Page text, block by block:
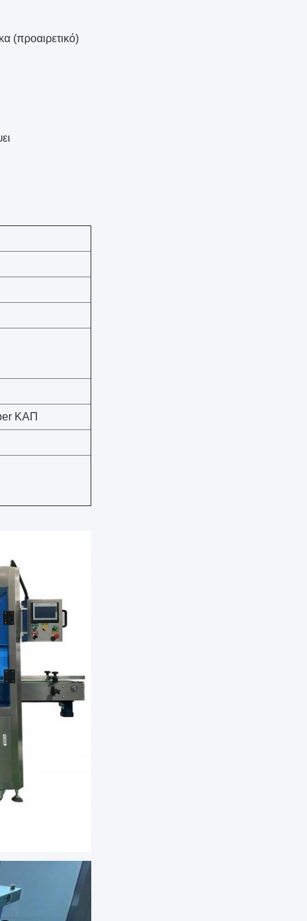
(προαιρετικό)
ΚΑΠ